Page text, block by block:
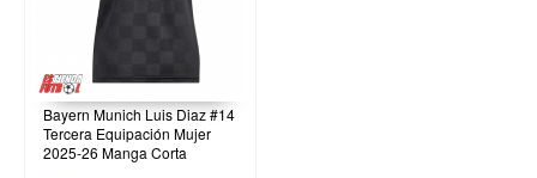
Bayern Munich Luis Diaz #14
Tercera Equipación Mujer
2025-26 Manga Corta